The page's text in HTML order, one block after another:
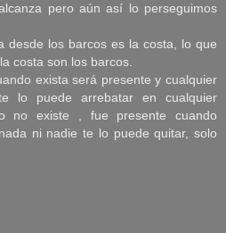
pero aún así lo perseguimos
desde los barcos es la costa, lo que
costa son los barcos.
exista será presente y cualquier
lo puede arrebatar en cualquier
no existe , fue presente cuando
ni nadie te lo puede quitar, solo